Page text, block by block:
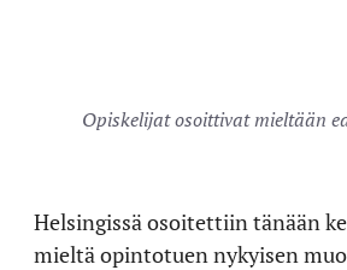
Opiskelijat osoittivat mieltään
Helsingissä osoitettiin tänään
mieltä opintotuen nykyisen